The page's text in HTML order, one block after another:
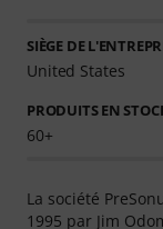
SIÈGE DE
United States
PRODUITS EN
60+
La société
1995 par Jim